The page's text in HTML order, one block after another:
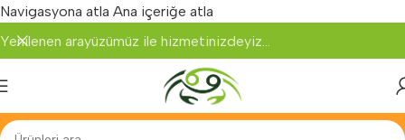
Navigasyona atla Ana içeriğe atla
Yenilenen arayüzümüz ile hizmetinizdeyiz...